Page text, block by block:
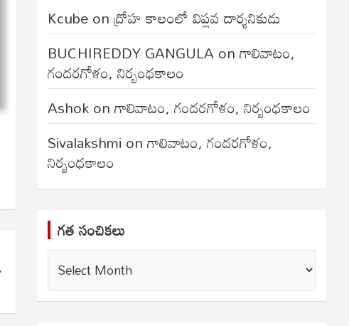
Kcubeonద్రోహ కాలంలో విప్లవ దార్శనికుడు
BUCHIREDDY GANGULA onగాలివాటం,
గందరగోళం, నిర్బంధకాలం
Ashokonగాలివాటం, గందరగోళం, నిర్బంధకాలం
Sivalakshmi onగాలివాటం, గందరగోళం,
నిర్బంధకాలం
గత సంచికలు
గత
సంచికలు